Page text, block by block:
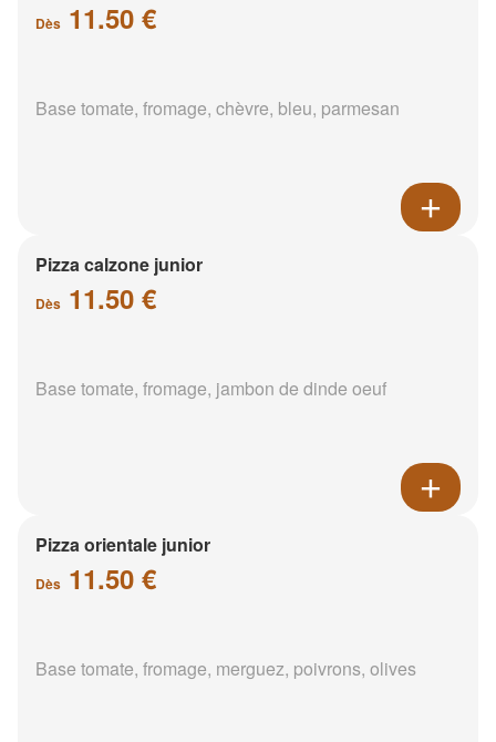
Dès 11.50 €
Base tomate, fromage, chèvre, bleu, parmesan
Pizza calzone junior
Dès 11.50 €
Base tomate, fromage, jambon de dinde oeuf
Pizza orientale junior
Dès 11.50 €
Base tomate, fromage, merguez, poivrons, olives